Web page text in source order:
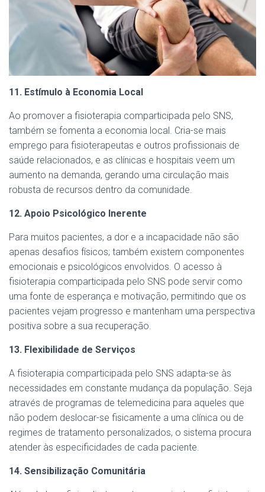
11. Estímulo à Economia Local
Ao promover a fisioterapia comparticipada pelo SNS,
também se fomenta a economia local. Cria-se mais
emprego para fisioterapeutas e outros profissionais de
saúde relacionados, e as clínicas e hospitais veem um
aumento na demanda, gerando uma circulação mais
robusta de recursos dentro da comunidade.
12. Apoio Psicológico Inerente
Para muitos pacientes, a dor e a incapacidade não são
apenas desafios físicos; também existem componentes
emocionais e psicológicos envolvidos. O acesso à
fisioterapia comparticipada pelo SNS pode servir como
uma fonte de esperança e motivação, permitindo que os
pacientes vejam progresso e mantenham uma perspectiva
positiva sobre a sua recuperação.
13. Flexibilidade de Serviços
A fisioterapia comparticipada pelo SNS adapta-se às
necessidades em constante mudança da população. Seja
através de programas de telemedicina para aqueles que
não podem deslocar-se fisicamente a uma clínica ou de
regimes de tratamento personalizados, o sistema procura
atender às especificidades de cada paciente.
14. Sensibilização Comunitária